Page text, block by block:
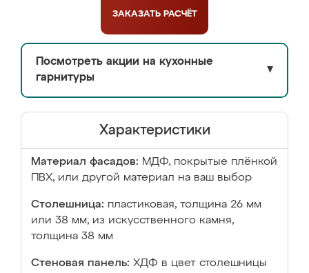
ЗАКАЗАТЬ РАСЧЁТ
Посмотреть акции на кухонные
гарнитуры
▼
Характеристики
Материал фасадов: МДФ, покрытые плёнкой
ПВХ, или другой материал на ваш выбор
Столешница: пластиковая, толщина 26 мм
или 38 мм; из искусственного камня,
толщина 38 мм
Стеновая панель: ХДФ в цвет столешницы